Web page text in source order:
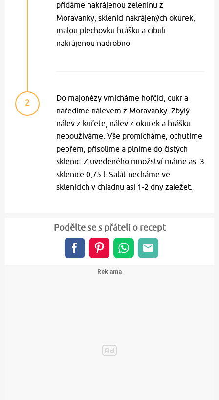
přidáme nakrájenou zeleninu z
Moravanky, sklenici nakrájených okurek,
malou plechovku hrášku a cibuli
nakrájenou nadrobno.
2
Do majonézy vmícháme hořčici, cukr a
naředíme nálevem z Moravanky. Zbylý
nálev z kuřete, nálev z okurek a hrášku
nepoužíváme. Vše promícháme, ochutíme
pepřem, přisolíme a plníme do čistých
sklenic. Z uvedeného množství máme asi 3
sklenice 0,75 l. Salát necháme ve
sklenicích v chladnu asi 1-2 dny zaležet.
Podělte se s přáteli o recept